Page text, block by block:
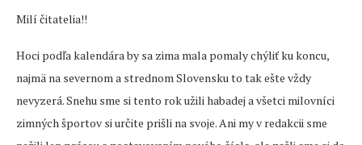
Milí čitatelia!!
Hoci podľa kalendára by sa zima mala pomaly chýliť ku koncu,
najmä na severnom a strednom Slovensku to tak ešte vždy
nevyzerá. Snehu sme si tento rok užili habadej a všetci milovníci
zimných športov si určite prišli na svoje. Ani my v redakcii sme